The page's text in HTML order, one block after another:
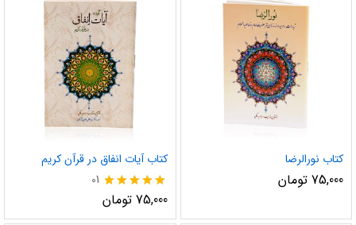
کتاب نورالرضا
75,000 تومان
کتاب آیات انفاق در قرآن کریم
نمره
5.00
01
75,000 تومان